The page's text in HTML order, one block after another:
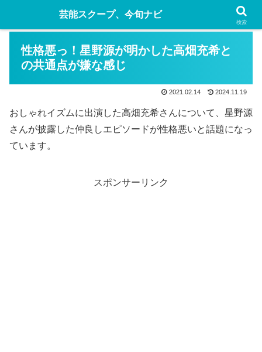
性格悪っ！星野源が明かした高畑充希と
の共通点が嫌な感じ
2021.02.14 2024.11.19
おしゃれイズムに出演した高畑充希さんについて、星野源
さんが披露した仲良しエピソードが性格悪いと話題になっ
ています。
スポンサーリンク
芸能スクープ、今旬ナビ
検索